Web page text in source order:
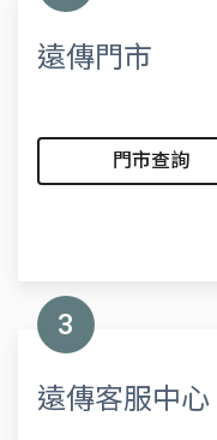
遠傳門市
門市查詢
3
遠傳客服中心